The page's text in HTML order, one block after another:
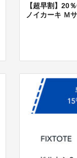
【超早割】20
ノイカーキ Ｍ